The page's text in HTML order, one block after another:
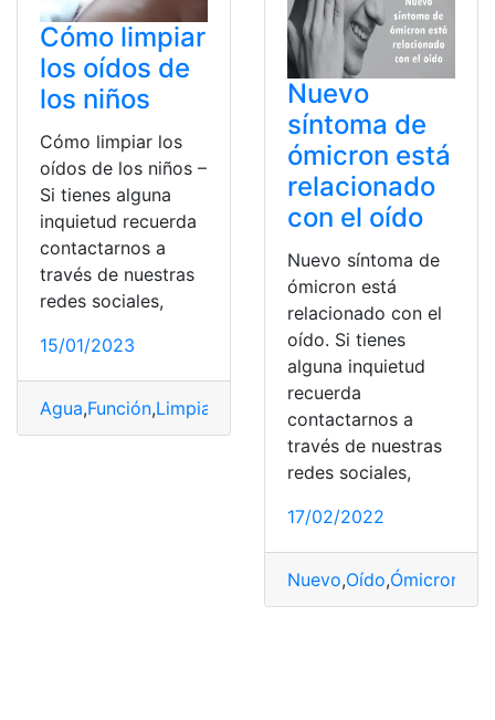
Cómo limpiar
los oídos de
los niños
Cómo limpiar los
oídos de los niños –
Si tienes alguna
inquietud recuerda
contactarnos a
través de nuestras
redes sociales,
15/01/2023
Agua,Función,Limpiar niñas y niños Oído
Nuevo
síntoma de
ómicron está
relacionado
con el oído
Nuevo síntoma de
ómicron está
relacionado con el
oído. Si tienes
alguna inquietud
recuerda
contactarnos a
través de nuestras
redes sociales,
17/02/2022
Nuevo,Oído,Ómicron